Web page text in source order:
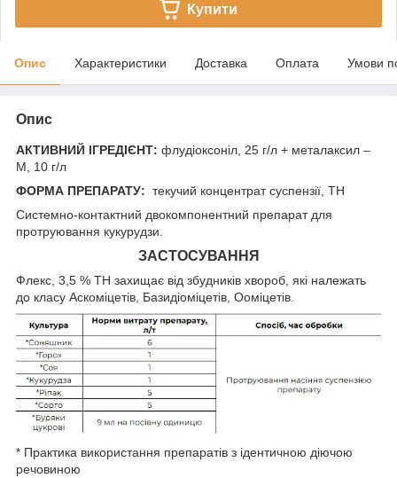
Купити
Опис Характеристики Доставка Оплата Умови
Опис
АКТИВНИЙ ІГРЕДІЄНТ: флудіоксоніл, 25 г/л + металаксил –
М, 10 г/л
ФОРМА ПРЕПАРАТУ: текучий концентрат суспензії, ТН
Системно-контактний двокомпонентний препарат для
протруювання кукурудзи.
ЗАСТОСУВАННЯ
Флекс, 3,5 % ТН захищає від збудників хвороб, які належать
до класу Аскоміцетів, Базидіоміцетів, Ооміцетів.
* Практика використання препаратів з ідентичною діючою
речовиною